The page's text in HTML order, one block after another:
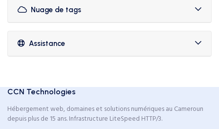
Nuage de tags
Assistance
CCN Technologies
Hébergement web, domaines et solutions numériques au Cameroun
depuis plus de 15 ans. Infrastructure LiteSpeed HTTP/3.